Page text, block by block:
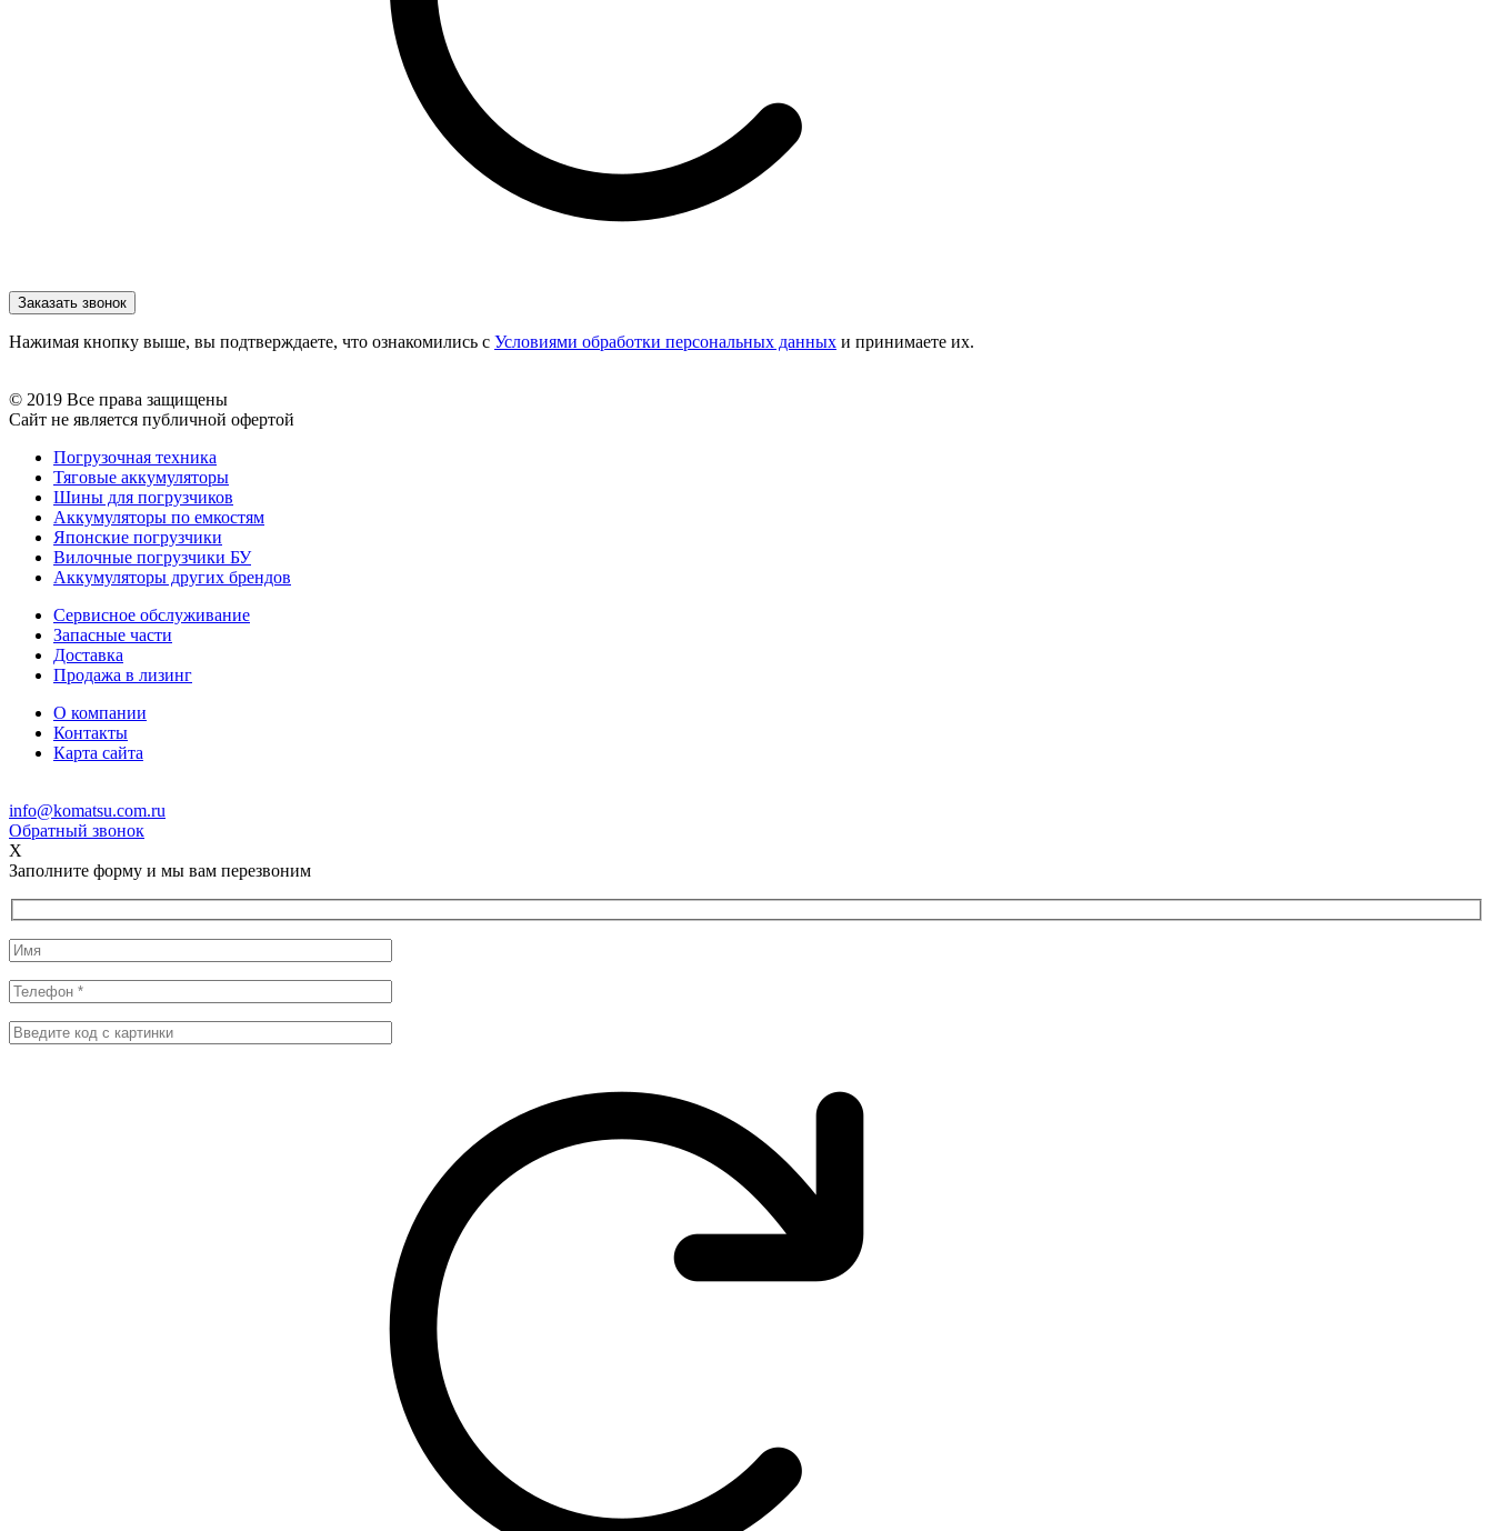
Нажимая кнопку выше, вы подтверждаете, что ознакомились с Условиями обработки персональных данных и принимаете их.
© 2019 Все права защищены
Сайт не является публичной офертой
Погрузочная техника
Тяговые аккумуляторы
Шины для погрузчиков
Аккумуляторы по емкостям
Японские погрузчики
Вилочные погрузчики БУ
Аккумуляторы других брендов
Сервисное обслуживание
Запасные части
Доставка
Продажа в лизинг
О компании
Контакты
Карта сайта
info@komatsu.com.ru
Обратный звонок
X
Заполните форму и мы вам перезвоним